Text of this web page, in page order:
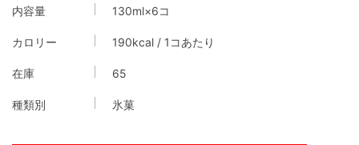
内容量 130ml×6コ
カロリー 190kcal / 1コあたり
在庫 65
種類別 氷菓